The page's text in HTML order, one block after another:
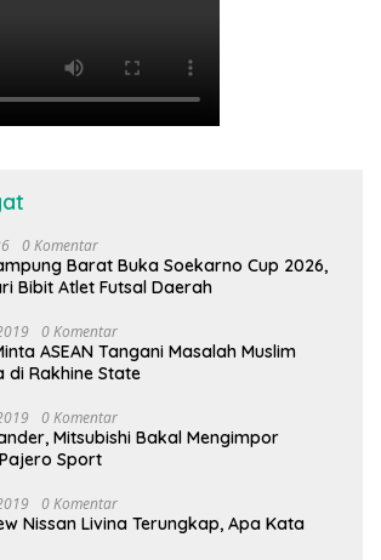
0 Komentar
Barat Buka Soekarno Cup 2026,
Bibit Atlet Futsal Daerah
0 Komentar
ASEAN Tangani Masalah Muslim
di Rakhine State
0 Komentar
Mitsubishi Bakal Mengimpor
Sport
0 Komentar
Nissan Livina Terungkap, Apa Kata